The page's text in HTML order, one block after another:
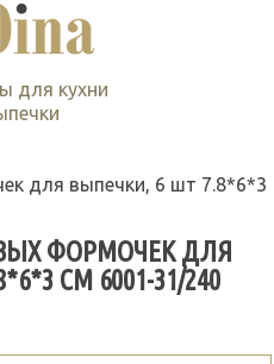
для кухни
для выпечки, 6 шт 7.8*6*3
ФОРМОЧЕК ДЛЯ
СМ 6001-31/240